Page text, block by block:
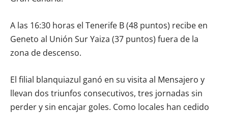
A las 16:30 horas el Tenerife B (48 puntos) recibe en
Geneto al Unión Sur Yaiza (37 puntos) fuera de la
zona de descenso.
El filial blanquiazul ganó en su visita al Mensajero y
llevan dos triunfos consecutivos, tres jornadas sin
perder y sin encajar goles. Como locales han cedido